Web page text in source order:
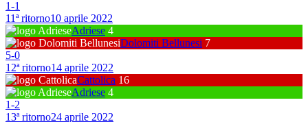
1-1
11ª ritorno10 aprile 2022
Adriese 4
Dolomiti Bellunesi 7
5-0
12ª ritorno14 aprile 2022
Cattolica 16
Adriese 4
1-2
13ª ritorno24 aprile 2022